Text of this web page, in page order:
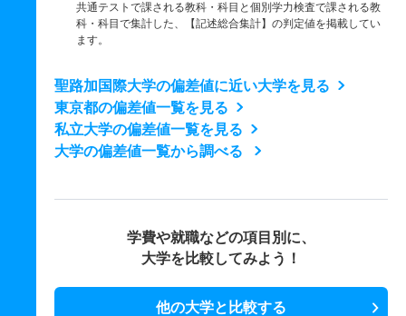
共通テストで課される教科・科目と個別学力検査で課される教
科・科目で集計した、【記述総合集計】の判定値を掲載してい
ます。
聖路加国際大学の偏差値に近い大学を見る
東京都の偏差値一覧を見る
私立大学の偏差値一覧を見る
大学の偏差値一覧から調べる
学費や就職などの項目別に、
大学を比較してみよう！
他の大学と比較する